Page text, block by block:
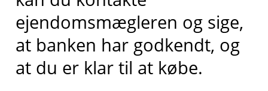
ejendomsmægleren og sige,
at banken har godkendt, og
at du er klar til at købe.